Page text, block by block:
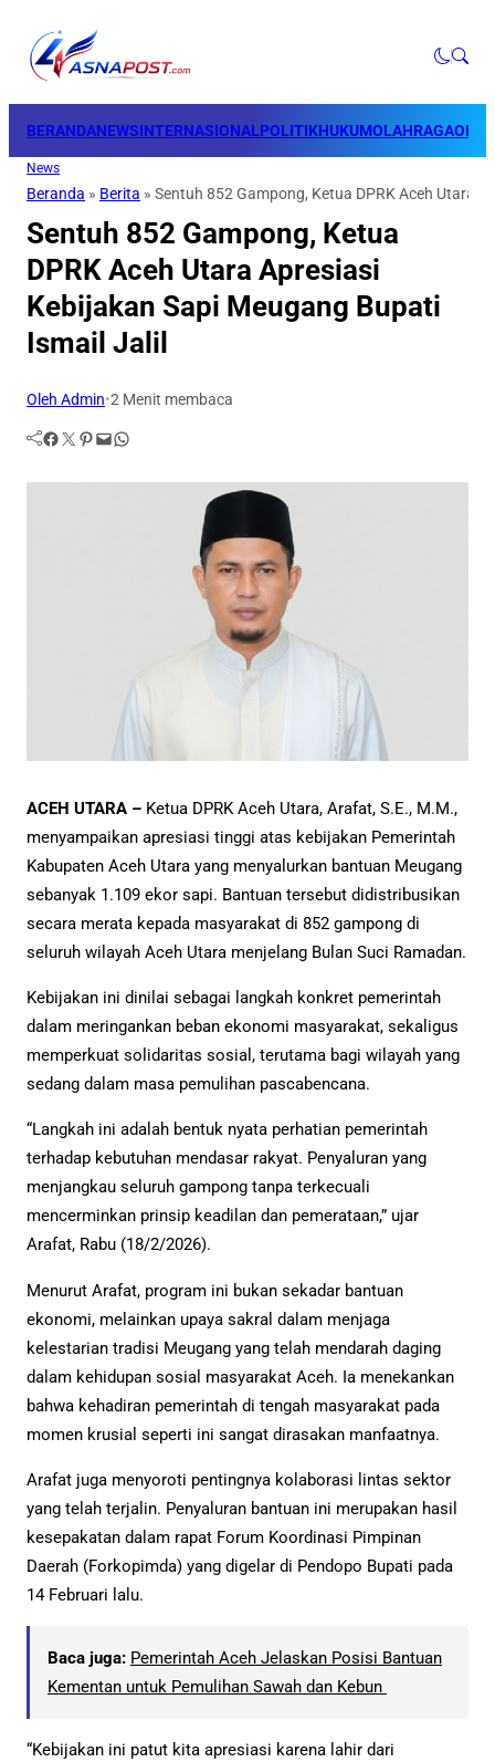
BERANDANEWSINTERNASIONALPOLITIKHUKUMOLAHRAGAOPINI
News
Beranda » Berita » Sentuh 852 Gampong, Ketua DPRK Aceh Utara
Sentuh 852 Gampong, Ketua
DPRK Aceh Utara Apresiasi
Kebijakan Sapi Meugang Bupati
Ismail Jalil
Oleh Admin•2 Menit membaca
Facebook Twitter Pinterest Mail WhatsApp
ACEH UTARA – Ketua DPRK Aceh Utara, Arafat, S.E., M.M.,
menyampaikan apresiasi tinggi atas kebijakan Pemerintah
Kabupaten Aceh Utara yang menyalurkan bantuan Meugang
sebanyak 1.109 ekor sapi. Bantuan tersebut didistribusikan
secara merata kepada masyarakat di 852 gampong di
seluruh wilayah Aceh Utara menjelang Bulan Suci Ramadan.
Kebijakan ini dinilai sebagai langkah konkret pemerintah
dalam meringankan beban ekonomi masyarakat, sekaligus
memperkuat solidaritas sosial, terutama bagi wilayah yang
sedang dalam masa pemulihan pascabencana.
“Langkah ini adalah bentuk nyata perhatian pemerintah
terhadap kebutuhan mendasar rakyat. Penyaluran yang
menjangkau seluruh gampong tanpa terkecuali
mencerminkan prinsip keadilan dan pemerataan,” ujar
Arafat, Rabu (18/2/2026).
Menurut Arafat, program ini bukan sekadar bantuan
ekonomi, melainkan upaya sakral dalam menjaga
kelestarian tradisi Meugang yang telah mendarah daging
dalam kehidupan sosial masyarakat Aceh. Ia menekankan
bahwa kehadiran pemerintah di tengah masyarakat pada
momen krusial seperti ini sangat dirasakan manfaatnya.
Arafat juga menyoroti pentingnya kolaborasi lintas sektor
yang telah terjalin. Penyaluran bantuan ini merupakan hasil
kesepakatan dalam rapat Forum Koordinasi Pimpinan
Daerah (Forkopimda) yang digelar di Pendopo Bupati pada
14 Februari lalu.
Baca juga: Pemerintah Aceh Jelaskan Posisi Bantuan
Kementan untuk Pemulihan Sawah dan Kebun
“Kebijakan ini patut kita apresiasi karena lahir dari